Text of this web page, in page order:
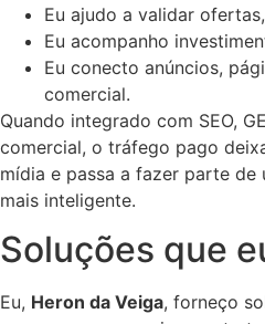
Eu ajudo a validar
Eu acompanho
Eu conecto anúncios,
comercial.
Quando integrado com SEO,
comercial, o tráfego pago
mídia e passa a fazer parte de
mais inteligente.
Soluções que
Eu, Heron da Veiga, forneço